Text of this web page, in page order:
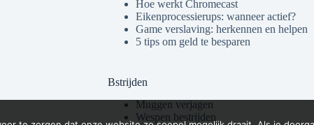
Hoe werkt Chromecast
Eikenprocessierups: wanneer actief?
Game verslaving: herkennen en helpen
5 tips om geld te besparen
Bstrijden
Muggen verjagen
Wespen bestrijden